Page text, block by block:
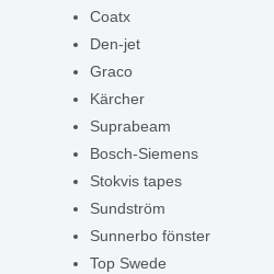
Coatx
Den-jet
Graco
Kärcher
Suprabeam
Bosch-Siemens
Stokvis tapes
Sundström
Sunnerbo fönster
Top Swede